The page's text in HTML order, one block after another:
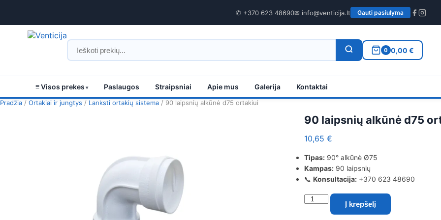
✆ +370 623 48690✉ info@venticija.lt Gauti pasiulyma
0 0,00 €
≡ Visos prekes Paslaugos Straipsniai Apie mus Galerija Kontaktai
Pradžia / Ortakiai ir jungtys / Lanksti ortakių sistema / 90 laipsnių alkūnė d75 ortakiui
90 laipsnių alkūnė d75
10,65€
Tipas: 90° alkūnė Ø75
Kampas: 90 laipsnių
📞 Konsultacija: +370 623 48690
produkto
Į krepšelį